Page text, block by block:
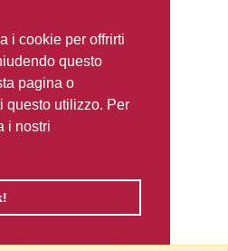
i cookie per offrirti
questo
pagina o
questo utilizzo. Per
i nostri